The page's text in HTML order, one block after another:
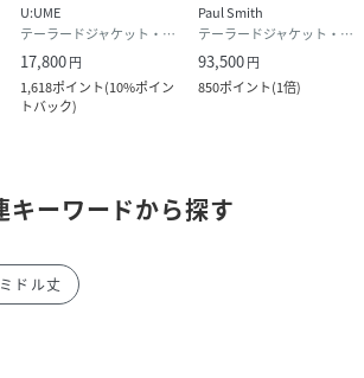
U:UME
テーラードジャケット・ブレザー
17,800円
1,618ポイント(10%ポイン
トバック)
Paul Smith
テーラードジャケット・ブレザー
93,500円
850ポイント(1倍)
キーワードから探す
ミドル丈